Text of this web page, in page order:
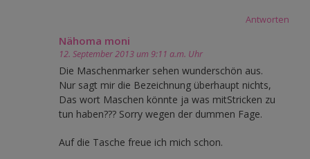
Antworten
Nähoma moni
12. September 2013 um 9:11 a.m. Uhr
Die Maschenmarker sehen wunderschön aus.
Nur sagt mir die Bezeichnung überhaupt nichts,
Das wort Maschen könnte ja was mitStricken zu
tun haben??? Sorry wegen der dummen Fage.
Auf die Tasche freue ich mich schon.